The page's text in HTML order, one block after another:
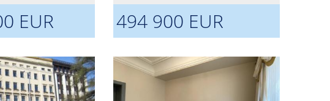
EUR 494 900 EUR